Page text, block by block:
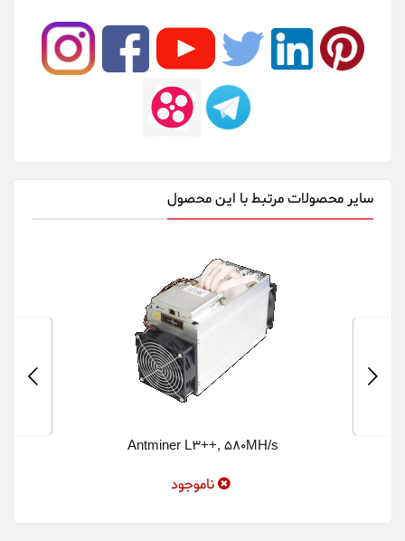
سایر محصولات مرتبط با این محصول
Antminer L3++, 580MH/s
ناموجود